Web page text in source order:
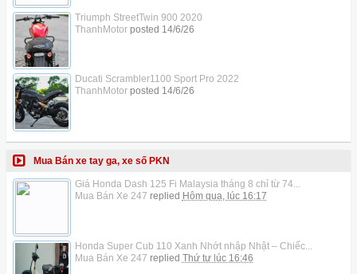
Triumph StreetTwin 900 2020
ThanhMotorposted 14/6/26
Ducati Scrambler1100 Sport Pro 2022
ThanhMotorposted 14/6/26
Mua Bán xe tay ga, xe số PKN
Giá Honda Dash 125 Fi Malaysia tháng 8 chỉ từ 74...
Mua Bán Xe 247 replied Hôm qua, lúc 16:17
Honda Super Cub 110 Xanh Nhớt nhập Nhật – Chiếc...
Mua Bán Xe 247 replied Thứ tư lúc 16:46